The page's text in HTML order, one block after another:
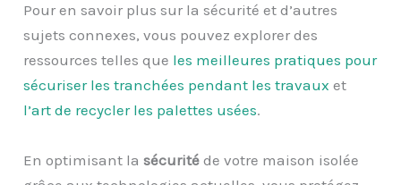
Pour en savoir plus sur la sécurité et d’autres
sujets connexes, vous pouvez explorer des
ressources telles que les meilleures pratiques pour
sécuriser les tranchées pendant les travaux et
l’art de recycler les palettes usées.
En optimisant lasécurité de votre maison isolée